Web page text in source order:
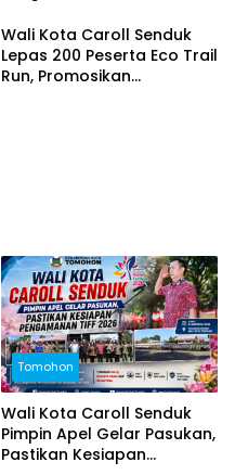
Aman dan Sukses
Wali Kota Caroll Senduk
Lepas 200 Peserta Eco Trail
Run, Promosikan
Tomohon
Wali Kota Caroll Senduk
Pimpin Apel Gelar Pasukan,
Pastikan Kesiapan